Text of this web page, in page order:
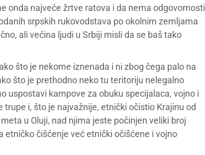
onda najveće žrtve ratova i da nema odgovornosti
srpskih rukovodstava po okolnim zemljama
ali većina ljudi u Srbiji misli da se baš tako
što je nekome iznenada i ni zbog čega palo na
što je prethodno neko tu teritoriju nelegalno
uspostavi kampove za obuku specijalaca, vojno i
i, što je najvažnije, etnički očistio Krajinu od
u Oluji, nad njima jeste počinjen veliki broj
etničko čišćenje već etnički očišćene i vojno